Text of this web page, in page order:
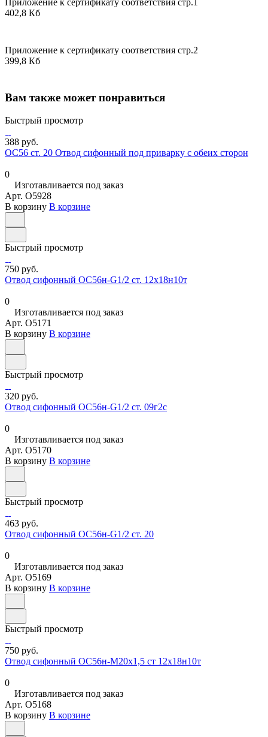
402,8 Кб
Приложение к сертификату соответствия стр.2
399,8 Кб
Вам также может понравиться
Быстрый просмотр
388 руб.
ОС56 ст. 20 Отвод сифонный под приварку с обеих сторон
0
Изготавливается под заказ
Арт. O5928
В корзину В корзине
Быстрый просмотр
750 руб.
Отвод сифонный ОС56н-G1/2 ст. 12х18н10т
0
Изготавливается под заказ
Арт. O5171
В корзину В корзине
Быстрый просмотр
320 руб.
Отвод сифонный ОС56н-G1/2 ст. 09г2с
0
Изготавливается под заказ
Арт. O5170
В корзину В корзине
Быстрый просмотр
463 руб.
Отвод сифонный ОС56н-G1/2 ст. 20
0
Изготавливается под заказ
Арт. O5169
В корзину В корзине
Быстрый просмотр
750 руб.
Отвод сифонный ОС56н-М20х1,5 ст 12х18н10т
0
Изготавливается под заказ
Арт. O5168
В корзину В корзине